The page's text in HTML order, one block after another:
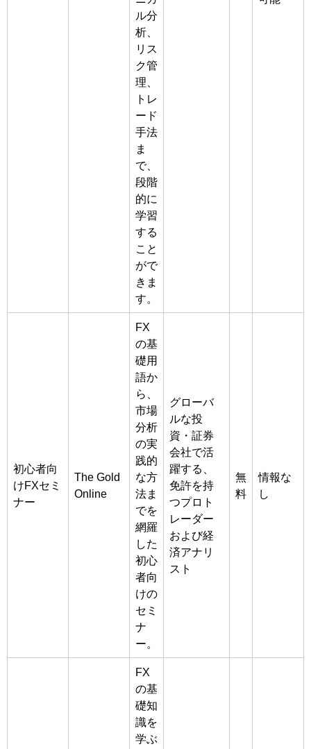
ル分
析、
リス
ク管
理、
トレ
ード
手法
ま
で、
段階
的に
学習
する
こと
がで
きま
す。
初心者向
けFXセミ
ナー
The Gold
Online
FX
の基
礎用
語か
ら、
市場
分析
の実
践的
な方
法ま
でを
網羅
した
初心
者向
けの
セミ
ナ
ー。
グローバ
ルな投
資・証券
会社で活
躍する、
免許を持
つプロト
レーダー
および経
済アナリ
スト
無
料
情報な
し
FX
の基
礎知
識を
学ぶ